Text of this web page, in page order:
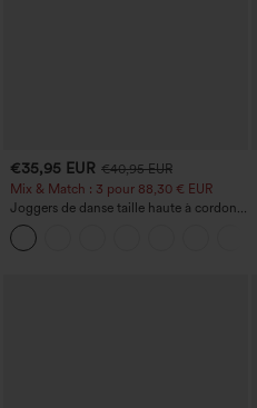
€35,95 EUR €40,95 EUR
Mix & Match : 3 pour 88,30 € EUR
Joggers de danse taille haute à cordon,
effet froncé, coupe fuselée, à séchage
rapide et toucher frais, avec poches —
UPF40+